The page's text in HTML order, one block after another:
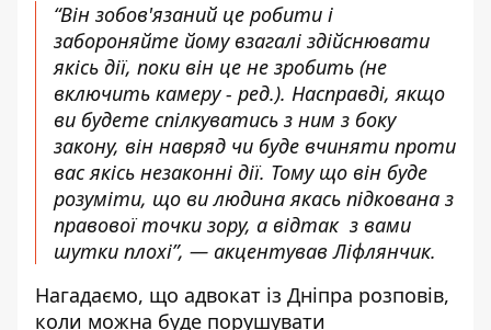
“Він зобов'язаний це робити і
забороняйте йому взагалі здійснювати
якісь дії, поки він це не зробить (не
включить камеру - ред.). Насправді, якщо
ви будете спілкуватись з ним з боку
закону, він навряд чи буде вчиняти проти
вас якісь незаконні дії. Тому що він буде
розуміти, що ви людина якась підкована з
правової точки зору, а відтак з вами
шутки плохі”, — акцентував Ліфлянчик.
Нагадаємо, що адвокат із Дніпра розповів,
коли можна буде порушувати